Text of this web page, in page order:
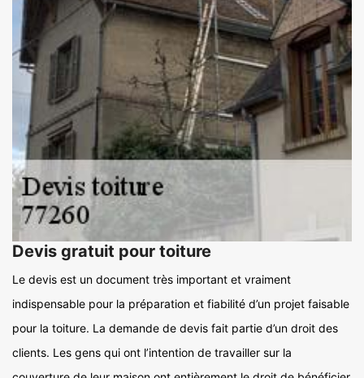
Devis gratuit pour toiture
Le devis est un document très important et vraiment
indispensable pour la préparation et fiabilité d’un projet faisable
pour la toiture. La demande de devis fait partie d’un droit des
clients. Les gens qui ont l’intention de travailler sur la